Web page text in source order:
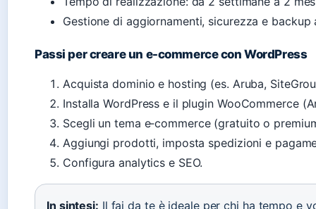
Gestione di aggiornamenti, sicurezza e
Passi per creare un e-commerce con WordPress
Acquista dominio e hosting (es. Aruba,
Installa WordPress e il plugin WooCommerce
Scegli un tema e‑commerce (gratuito o
Aggiungi prodotti, imposta spedizioni e
Configura analytics e SEO.
In sintesi: Il fai da te è ideale per chi ha tempo e